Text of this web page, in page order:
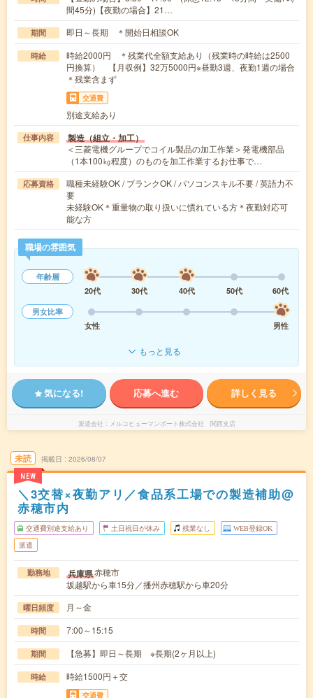
間45分)【夜勤の場合】21…
期間 即日～長期 ＊開始日相談OK
時給
時給2000円 ＊残業代全額支給あり（残業時の時給は2500
円換算） 【月収例】32万5000円※昼勤3週、夜勤1週の場合
＊残業含まず
交通費
別途支給あり
仕事内容 製造（組立・加工）
＜三菱電機グループでコイル製品の加工作業＞発電機部品
（1本100㎏程度）のものを加工作業するお仕事で…
応募資格
職種未経験OK / ブランクOK / パソコンスキル不要 / 英語力不
要
未経験OK＊重量物の取り扱いに慣れている方＊夜勤対応可
能な方
職場の雰囲気
年齢層
20代
30代 40代 50代
60代
男女比率
女性
男性
もっと見る
気になる! 応募へ進む 詳しく見る
派遣会社 メルコヒューマンポート株式会社 関西支店
未読
NEW
掲載日 2026/08/07
＼3交替×夜勤アリ／食品系工場での製造補助@
赤穂市内
交通費別途支給あり 土日祝日が休み 残業なし WEB登録OK
派遣
勤務地 兵庫県赤穂市
坂越駅から車15分／播州赤穂駅から車20分
曜日頻度 月～金
時間 7:00～15:15
期間 【急募】即日～長期 ※長期(2ヶ月以上)
時給 時給1500円＋交
交通費